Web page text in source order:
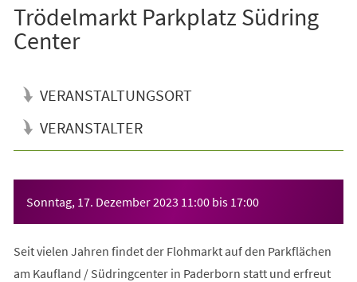
Trödelmarkt Parkplatz Südring
Center
VERANSTALTUNGSORT
VERANSTALTER
Sonntag, 17. Dezember 2023 11:00 bis 17:00
Seit vielen Jahren findet der Flohmarkt auf den Parkflächen
am Kaufland / Südringcenter in Paderborn statt und erfreut